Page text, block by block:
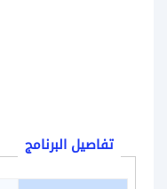
تفاصيل البرنامج